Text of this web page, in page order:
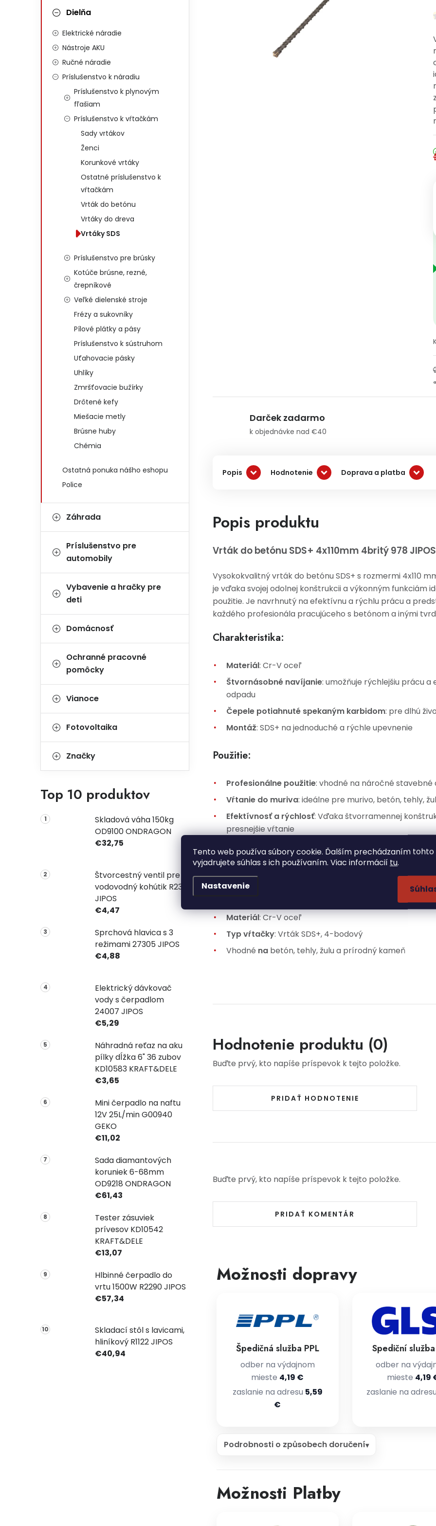
Tento web používa súbory cookie. Ďalším prechádzaním tohto
vyjadrujete súhlas s ich používaním. Viac informácií tu.
Nastavenie
Dielňa
Elektrické náradie
Nástroje AKU
Ručné náradie
Príslušenstvo k náradiu
Príslušenstvo k plynovým
fľašiam
Príslušenstvo k vŕtačkám
Sady vrtákov
Ženci
Korunkové vrtáky
Ostatné príslušenstvo k
vŕtačkám
Vrták do betónu
Vrtáky do dreva
Vrtáky SDS
Príslušenstvo pre brúsky
Kotúče brúsne, rezné,
črepníkové
Veľké dielenské stroje
Frézy a sukovníky
Pílové plátky a pásy
Príslušenstvo k sústruhom
Uťahovacie pásky
Uhlíky
Zmršťovacie bužírky
Drôtené kefy
Miešacie metly
Brúsne huby
Chémia
Ostatná ponuka nášho eshopu
Police
Záhrada
Príslušenstvo pre
automobily
Vybavenie a hračky pre
deti
Domácnosť
Ochranné pracovné
pomôcky
Vianoce
Fotovoltaika
Značky
Top 10 produktov
Skladová váha 150kg
OD9100 ONDRAGON
€32,75
Štvorcestný ventil pre
vodovodný kohútik R2331
JIPOS
€4,47
Sprchová hlavica s 3
režimami 27305 JIPOS
€4,88
Elektrický dávkovač
vody s čerpadlom
24007 JIPOS
€5,29
Náhradná reťaz na aku
pílky dĺžka 6" 36 zubov
KD10583 KRAFT&DELE
€3,65
Mini čerpadlo na naftu
12V 25L/min G00940
GEKO
€11,02
Sada diamantových
koruniek 6-68mm
OD9218 ONDRAGON
€61,43
Tester zásuviek
prívesov KD10542
KRAFT&DELE
€13,07
Hlbinné čerpadlo do
vrtu 1500W R2290 JIPOS
€57,34
Skladací stôl s lavicami,
hliníkový R1122 JIPOS
€40,94
Darček zadarmo
k objednávke nad €40
Popis Hodnotenie Doprava a platba
Popis produktu
Vrták do betónu SDS+ 4x110mm 4britý 978 JIPOS
Vysokokvalitný vrták do betónu SDS+ s rozmermi 4x110
je vďaka svojej odolnej konštrukcii a výkonným funkciám
použitie. Je navrhnutý na efektívnu a rýchlu prácu a
každého profesionála pracujúceho s betónom a inými
Charakteristika:
Materiál: Cr-V oceľ
Štvornásobné navíjanie: umožňuje rýchlejšiu prácu
odpadu
Čepele potiahnuté spekaným karbidom: pre dlhú
Montáž: SDS+ na jednoduché a rýchle upevnenie
Použitie:
Profesionálne použitie: vhodné na náročné
Vŕtanie do muriva: ideálne pre murivo, betón, tehly,
Efektívnosť a rýchlosť: Vďaka štvorramennej
presnejšie vŕtanie
Technické parametre:
Rozmery
Materiál: Cr-V oceľ
Typ vŕtačky: Vrták SDS+, 4-bodový
Vhodné na betón, tehly, žulu a prírodný kameň
Hodnotenie produktu (0)
Buďte prvý, kto napíše príspevok k tejto položke.
PRIDAŤ HODNOTENIE
Buďte prvý, kto napíše príspevok k tejto položke.
PRIDAŤ KOMENTÁR
Možnosti dopravy
Špedičná služba PPL
odber na výdajnom
mieste 4,19 €
zaslanie na adresu 5,59
€
Spediční
odber na
mieste 4,19
zaslanie na
Podrobnosti o způsobech doručení
Možnosti Platby